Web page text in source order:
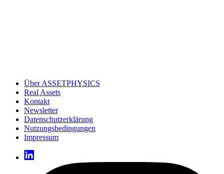
Über ASSETPHYSICS
Real Assets
Kontakt
Newsletter
Datenschutzerklärung
Nutzungsbedingungen
Impressum